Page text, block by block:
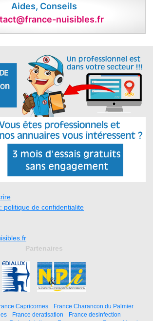
Aides, Conseils
nuisibles.fr
politique de confidentialite
Partenaires
Capricornes
France Charancon du Palmier
France deratisation
France desinfection